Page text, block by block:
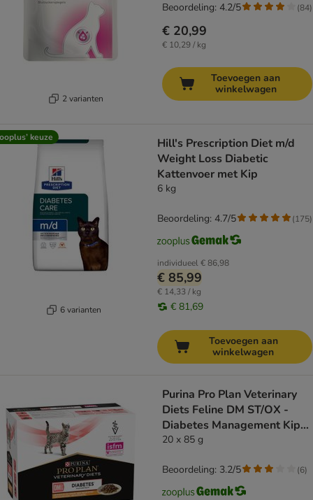
2 varianten
€ 20,99
€ 10,29 / kg
Beoordeling: 4.2/5 (84)
Toevoegen aan
winkelwagen
keuze
6 varianten
Hill's Prescription Diet m/d
Weight Loss Diabetic
Kattenvoer met Kip
6 kg
individueel€ 86,98
€ 85,99
€ 14,33 / kg
€ 81,69
Beoordeling: 4.7/5 (175)
Toevoegen aan
winkelwagen
Purina Pro Plan Veterinary
Diets Feline DM ST/OX -
Diabetes Management Kip
Kattenvoer
20 x 85 g
Beoordeling: 3.2/5 (6)